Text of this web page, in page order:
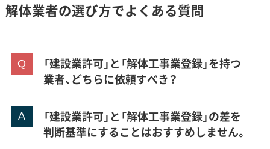
解体業者の選び方でよくある質問
「建設業許可」と「解体工事業登録」を持つ
業者、どちらに依頼すべき？
「建設業許可」と「解体工事業登録」の差を
判断基準にすることはおすすめしません。